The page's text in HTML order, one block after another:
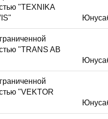
"TEXNIKA
"TRANS AB
"VEKTOR